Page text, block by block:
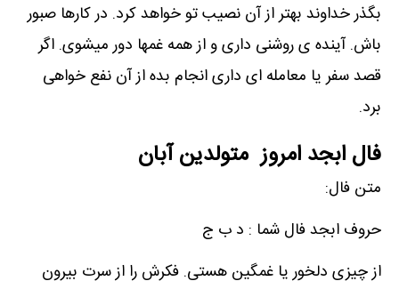
بگذر خداوند بهتر از آن نصیب تو خواهد کرد. در کارها صبور
باش. آینده ی روشنی داری و از همه غمها دور میشوی. اگر
قصد سفر یا معامله ای داری انجام بده از آن نفع خواهی
برد.
فال ابجد امروز متولدین آبان
متن فال:
حروف ابجد فال شما : د ب ج
از چیزی دلخور یا غمگین هستی. فکرش را از سرت بیرون